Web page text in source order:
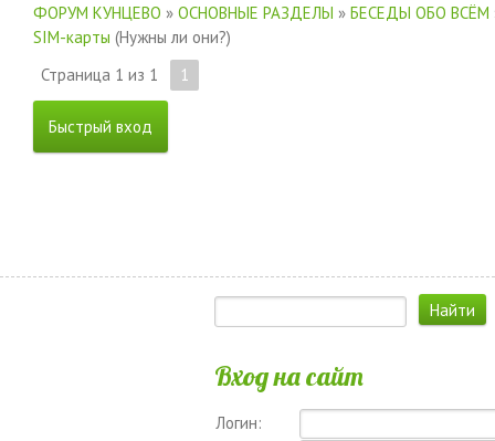
ФОРУМ КУНЦЕВО » ОСНОВНЫЕ РАЗДЕЛЫ » БЕСЕДЫ ОБО ВСЁМ
SIM-карты (Нужны ли они?)
Страница 1 из 1 1
Вход на сайт
Логин: